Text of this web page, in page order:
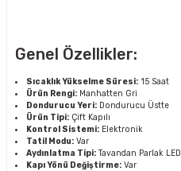
Genel Özellikler:
Sıcaklık Yükselme Süresi: 15 Saat
Ürün Rengi: Manhatten Gri
Dondurucu Yeri: Dondurucu Üstte
Ürün Tipi: Çift Kapılı
Kontrol Sistemi: Elektronik
Tatil Modu: Var
Aydınlatma Tipi:Tavandan Parlak LED
Kapı Yönü Değiştirme: Var